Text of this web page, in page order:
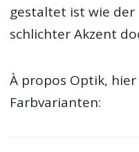
gestaltet ist wie der
schlichter Akzent
À propos Optik,
Farbvarianten: